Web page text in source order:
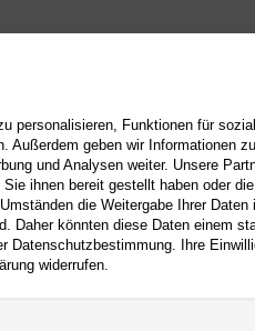
Hilfe+
Kontakt
Newsletter
personalisieren, Funktionen für
geben wir Informationen
und Analysen weiter. Unsere
ihnen bereit gestellt haben oder
die Weitergabe Ihrer Daten
Daher könnten diese Daten einem
Datenschutzbestimmung. Ihre
widerrufen.